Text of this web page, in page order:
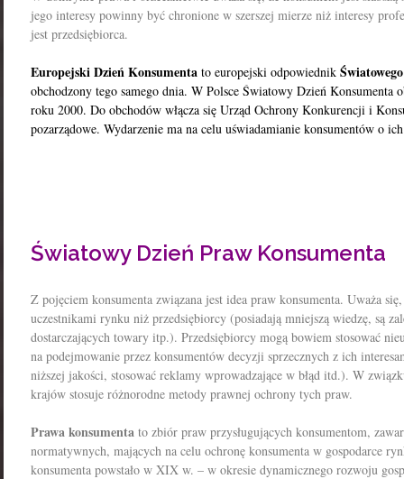
jego interesy powinny być chronione w szerszej mierze niż interesy
jest przedsiębiorca.
Europejski Dzień Konsumenta to europejski odpowiednik
obchodzony tego samego dnia. W Polsce Światowy Dzień Konsumenta
roku 2000. Do obchodów włącza się Urząd Ochrony Konkurencji i
pozarządowe. Wydarzenie ma na celu uświadamianie konsumentów o
Światowy Dzień Praw Konsumenta
Z pojęciem konsumenta związana jest idea praw konsumenta. Uważa
uczestnikami rynku niż przedsiębiorcy (posiadają mniejszą wiedzę, są
dostarczających towary itp.). Przedsiębiorcy mogą bowiem stosować
na podejmowanie przez konsumentów decyzji sprzecznych z ich
niższej jakości, stosować reklamy wprowadzające w błąd itd.). W
krajów stosuje różnorodne metody prawnej ochrony tych praw.
Prawa konsumenta to zbiór praw przysługujących konsumentom,
normatywnych, mających na celu ochronę konsumenta w gospodarce
konsumenta powstało w XIX w. – w okresie dynamicznego rozwoju